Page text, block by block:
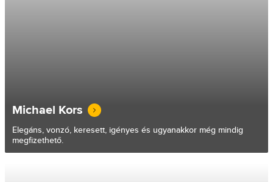
Michael Kors
Elegáns, vonzó, keresett, igényes és ugyanakkor még mindig
megfizethető.